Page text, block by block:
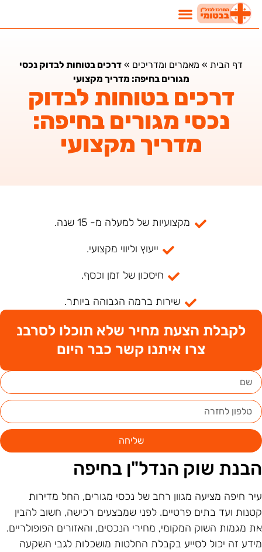
דף הבית»מאמרים ומדריכים»דרכים בטוחות לבדוק נכסי
מגורים בחיפה: מדריך מקצועי
דרכים בטוחות לבדוק
נכסי מגורים בחיפה:
מדריך מקצועי
מקצועיות של למעלה מ- 15 שנה.
ייעוץ וליווי מקצועי.
חיסכון של זמן וכסף.
שירות ברמה הגבוהה ביותר.
לקבלת הצעת מחיר שלא תוכלו לסרבנ
צרו איתנו קשר כבר היום
שליחה
שוק הנדל"ן בחיפה
חיפה מציעה מגוון רחב של נכסי מגורים, החל מדירות
ועד בתים פרטיים. לפני שמבצעים רכישה, חשוב להבין
מגמות השוק המקומי, מחירי הנכסים, והאזורים הפופולריים.
זה יכול לסייע בקבלת החלטות מושכלות לגבי השקעה